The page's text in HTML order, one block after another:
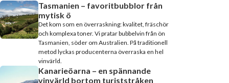
Tasmanien – favoritbubblor från
mytisk ö
Det kom som en överraskning: kvalitet, fräschör
och komplexa toner. Vi pratar bubbelvin från ön
Tasmanien, söder om Australien. På traditionell
metod lyckas producenterna överraska en hel
vinvärld.
Kanarieöarna – en spännande
vinvärld bortom turiststråken